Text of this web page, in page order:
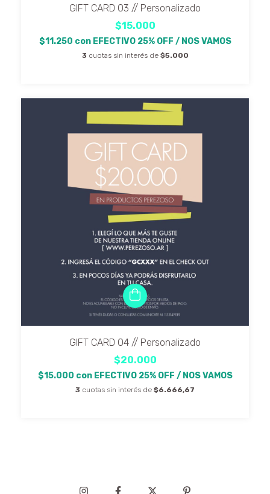
GIFT CARD 03 // Personalizado
$15.000
$11.250 con EFECTIVO 25% OFF / NOS VAMOS
3 cuotas sin interés de $5.000
GIFT CARD 04 // Personalizado
$20.000
$15.000 con EFECTIVO 25% OFF / NOS VAMOS
3 cuotas sin interés de $6.666,67